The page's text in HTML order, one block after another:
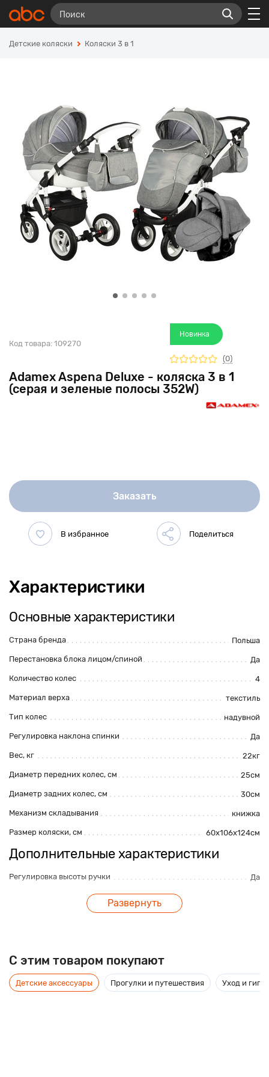
Детские коляски Коляски 3 в 1
Adamex Aspena Deluxe - коляска 3 в 1
(серая и зеленые полосы 352W)
Код товара: 109270
Новинка
(0)
Заказать
Характеристики
Основные характеристики
Страна бренда Польша
Перестановка блока лицом/спиной Да
Количество колес 4
Материал верха текстиль
Тип колес надувной
Регулировка наклона спинки Да
Вес, кг 22кг
Диаметр передних колес, см 25см
Диаметр задних колес, см 30см
Механизм складывания книжка
Размер коляски, см 60х106х124см
Дополнительные характеристики
Регулировка высоты ручки Да
Корзина для покупок
Максимальная нагрузка, кг
Перекладина перед ребенком
Поворотные передние колеса Да
Размер упаковки, см 60х106х164см
Развернуть
C этим товаром покупают
Детские аксессуары Прогулки и путешествия Уход и